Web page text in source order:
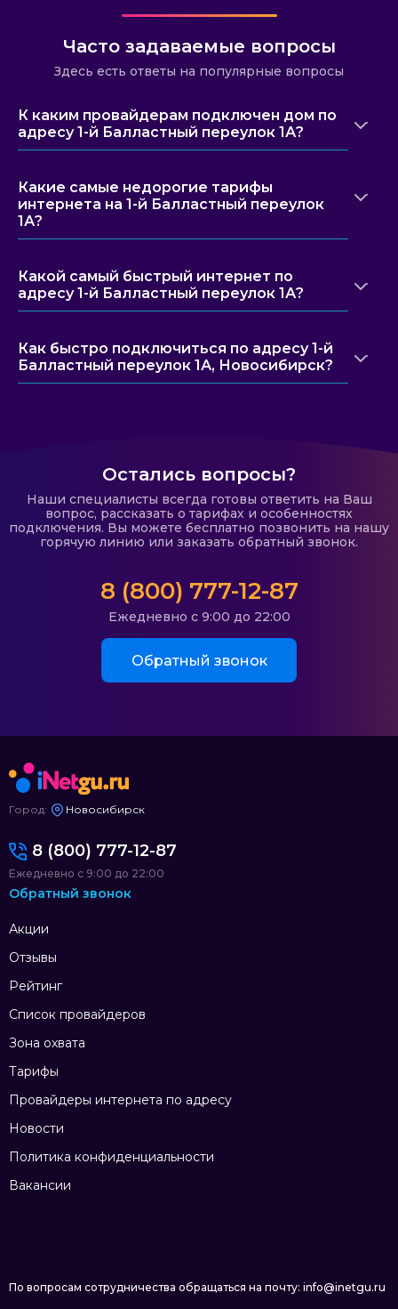
Часто задаваемые вопросы
Здесь есть ответы на популярные вопросы
К каким провайдерам подключен дом по
адресу 1-й Балластный переулок 1А?
Какие самые недорогие тарифы
интернета на 1-й Балластный переулок
1А?
Какой самый быстрый интернет по
адресу 1-й Балластный переулок 1А?
Как быстро подключиться по адресу 1-й
Балластный переулок 1А, Новосибирск?
Остались вопросы?
Наши специалисты всегда готовы ответить на Ваш
вопрос, рассказать о тарифах и особенностях
подключения. Вы можете бесплатно позвонить на нашу
горячую линию или заказать обратный звонок.
8 (800) 777-12-87
Ежедневно с 9:00 до 22:00
Обратный звонок
Город: Новосибирск
Акции
Отзывы
Рейтинг
Список провайдеров
Зона охвата
Тарифы
Провайдеры интернета по адресу
Новости
Политика конфиденциальности
Вакансии
8 (800) 777-12-87
Ежедневно с 9:00 до 22:00
Обратный звонок
По вопросам сотрудничества обращаться на почту: info@inetgu.ru